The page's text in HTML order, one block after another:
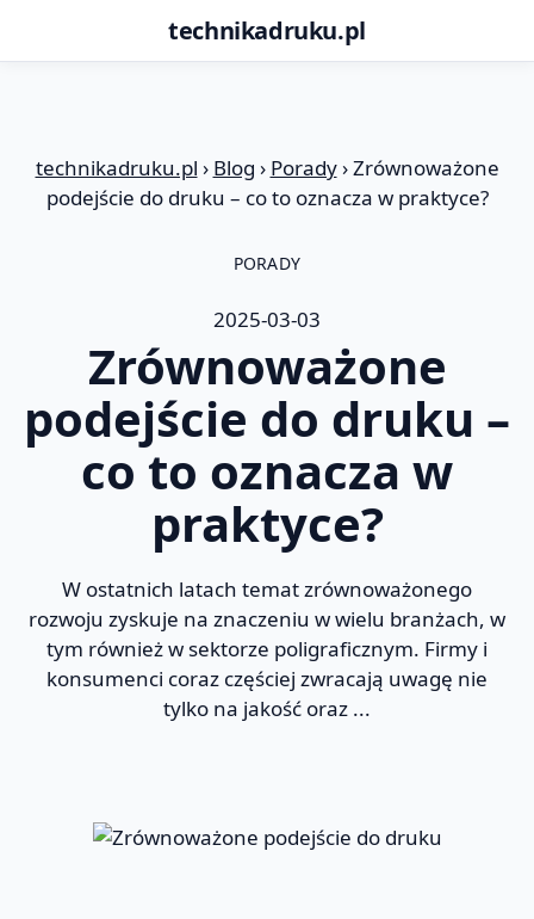
technikadruku.pl › Blog › Porady›Zrównoważone
podejście do druku – co to oznacza w praktyce?
PORADY
2025-03-03
Zrównoważone
podejście do druku –
co to oznacza w
praktyce?
W ostatnich latach temat zrównoważonego
rozwoju zyskuje na znaczeniu w wielu branżach, w
tym również w sektorze poligraficznym. Firmy i
konsumenci coraz częściej zwracają uwagę nie
tylko na jakość oraz ...
technikadruku.pl